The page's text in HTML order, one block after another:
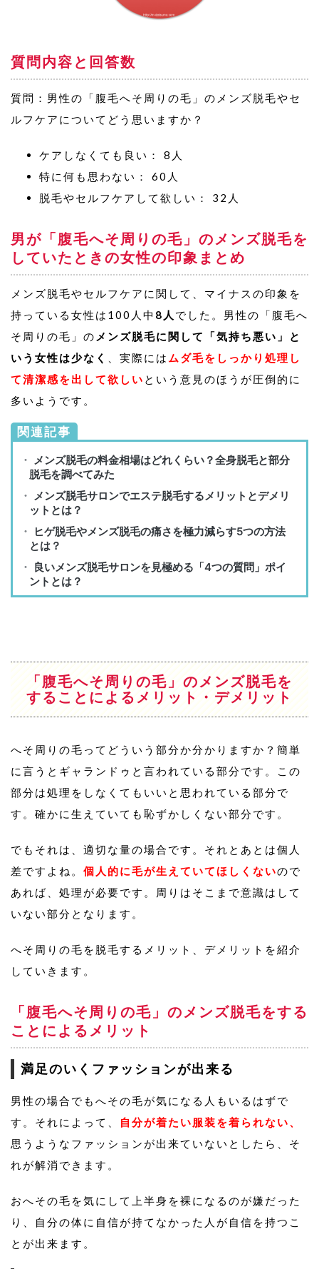
質問内容と回答数
質問：男性の「腹毛へそ周りの毛」のメンズ脱毛やセ
ルフケアについてどう思いますか？
ケアしなくても良い： 8人
特に何も思わない： 60人
脱毛やセルフケアして欲しい： 32人
男が「腹毛へそ周りの毛」のメンズ脱毛を
していたときの女性の印象まとめ
メンズ脱毛やセルフケアに関して、マイナスの印象を
持っている女性は100人中 8人 でした。男性の「腹毛へ
そ周りの毛」の メンズ脱毛に関して「気持ち悪い」と
いう女性は少なく
、実際にはムダ毛をしっかり処理し
て清潔感を出して欲しい という意見のほうが圧倒的に
多いようです。
関連記事
「腹毛へそ周りの毛」のメンズ脱毛を
することによるメリット・デメリット
へそ周りの毛ってどういう部分か分かりますか？簡単
に言うとギャランドゥと言われている部分です。この
部分は処理をしなくてもいいと思われている部分で
す。確かに生えていても恥ずかしくない部分です。
でもそれは、適切な量の場合です。それとあとは個人
差ですよね。 個人的に毛が生えていてほしくないので
あれば、処理が必要です。周りはそこまで意識はして
いない部分となります。
へそ周りの毛を脱毛するメリット、デメリットを紹介
していきます。
「腹毛へそ周りの毛」のメンズ脱毛をする
ことによるメリット
満足のいくファッションが出来る
男性の場合でもへその毛が気になる人もいるはずで
す。それによって、
自分が着たい服装を着られない、
思うようなファッションが出来ていないとしたら、そ
れが解消できます。
おへその毛を気にして上半身を裸になるのが嫌だった
り、自分の体に自信が持てなかった人が自信を持つこ
とが出来ます。